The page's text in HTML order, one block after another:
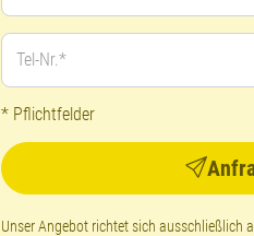
Tel-Nr.*
* Pflichtfelder
Unser Angebot richtet sich ausschließlich